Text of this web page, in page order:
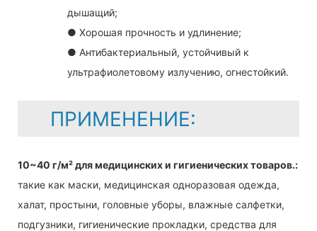
дышащий;
● Хорошая прочность и удлинение;
● Антибактериальный, устойчивый к
ультрафиолетовому излучению, огнестойкий.
ПРИМЕНЕНИЕ:
10~40 г/м² для медицинских и гигиенических товаров.:
такие как маски, медицинская одноразовая одежда,
халат, простыни, головные уборы, влажные салфетки,
подгузники, гигиенические прокладки, средства для